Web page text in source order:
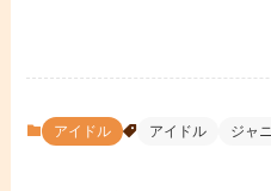
アイドル アイドル ジャ